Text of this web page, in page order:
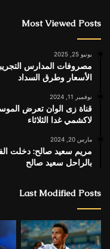
Most Viewed Posts
يونيو 25, 2025
الأسعار وطرق السداد
نوفمبر 11, 2024
قناة زى الوان تعرض
لاكشمي غدا الثلاثاء
مارس 20, 2024
بالراحل سعيد صالح
Last Modified Posts